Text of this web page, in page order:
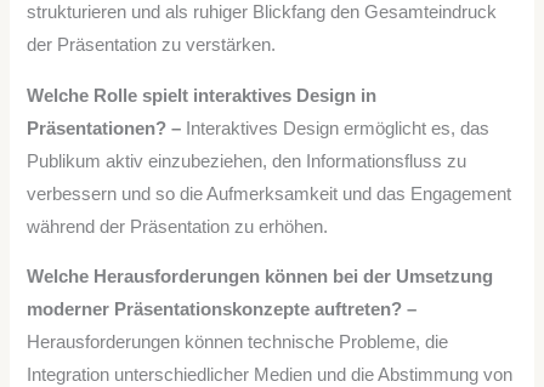
strukturieren und als ruhiger Blickfang den Gesamteindruck
der Präsentation zu verstärken.
Welche Rolle spielt interaktives Design in
Präsentationen? – Interaktives Design ermöglicht es, das
Publikum aktiv einzubeziehen, den Informationsfluss zu
verbessern und so die Aufmerksamkeit und das Engagement
während der Präsentation zu erhöhen.
Welche Herausforderungen können bei der Umsetzung
moderner Präsentationskonzepte auftreten? –
Herausforderungen können technische Probleme, die
Integration unterschiedlicher Medien und die Abstimmung von